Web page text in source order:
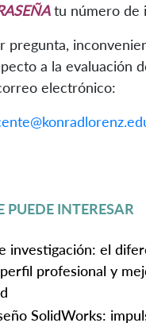
tu número de
pregunta,
a la evaluación
electrónico:
PUEDE INTERESAR
investigación: el
profesional y
SolidWorks: